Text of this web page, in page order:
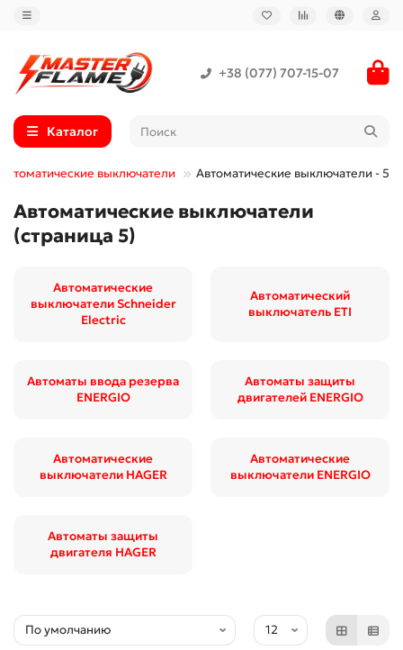
+38 (077) 707-15-07
Каталог
Автоматические выключатели Автоматические выключатели - 5
Автоматические выключатели
(страница 5)
Автоматические
выключатели Schneider
Electric
Автоматический
выключатель ETI
Автоматы ввода резерва
ENERGIO
Автоматы защиты
двигателей ENERGIO
Автоматические
выключатели HAGER
Автоматические
выключатели ENERGIO
Автоматы защиты
двигателя HAGER